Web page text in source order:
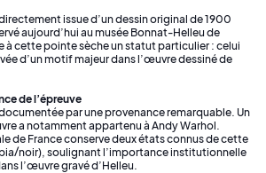
issue d’un dessin original de 1900
aujourd’hui au musée Bonnat-Helleu de
à cette pointe sèche un statut particulier : celui
d’un motif majeur dans l’œuvre dessiné de
de l’épreuve
par une provenance remarquable. Un
a notamment appartenu à Andy Warhol.
de France conserve deux états connus de cette
noir), soulignant l’importance institutionnelle
l’œuvre gravé d’Helleu.